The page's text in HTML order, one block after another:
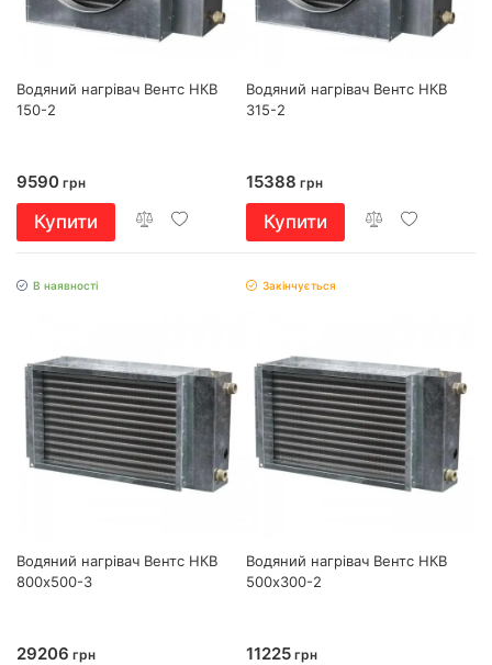
Водяний нагрівач Вентс НКВ
150-2
9590 грн
Купити
Водяний нагрівач Вентс НКВ
315-2
15388 грн
Купити
В наявності
Водяний нагрівач Вентс НКВ
800х500-3
29206 грн
Закінчується
Водяний нагрівач Вентс НКВ
500х300-2
11225 грн